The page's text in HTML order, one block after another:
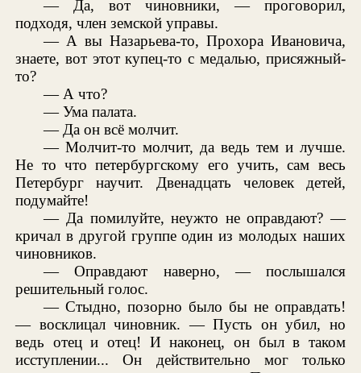
— Да, вот чиновники, — проговорил,
подходя, член земской управы.
— А вы Назарьева-то, Прохора Ивановича,
знаете, вот этот купец-то с медалью, присяжный-
то?
— А что?
— Ума палата.
— Да он всё молчит.
— Молчит-то молчит, да ведь тем и лучше.
Не то что петербургскому его учить, сам весь
Петербург научит. Двенадцать человек детей,
подумайте!
— Да помилуйте, неужто не оправдают? —
кричал в другой группе один из молодых наших
чиновников.
— Оправдают наверно, — послышался
решительный голос.
— Стыдно, позорно было бы не оправдать!
— восклицал чиновник. — Пусть он убил, но
ведь отец и отец! И наконец, он был в таком
исступлении... Он действительно мог только